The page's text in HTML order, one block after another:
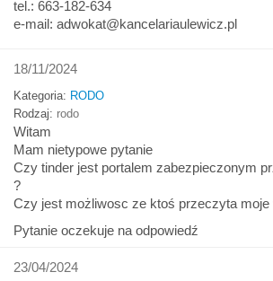
tel.: 663-182-634
e-mail: adwokat@kancelariaulewicz.pl
18/11/2024
Kategoria: RODO
Rodzaj: rodo
Witam
Mam nietypowe pytanie
Czy tinder jest portalem zabezpieczonym
?
Czy jest możliwosc ze ktoś przeczyta moje
Pytanie oczekuje na odpowiedź
23/04/2024